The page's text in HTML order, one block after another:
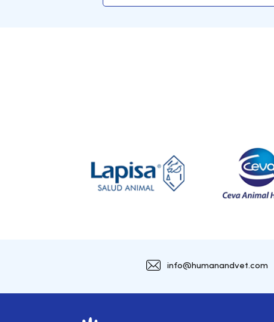
info@humanandvet.com